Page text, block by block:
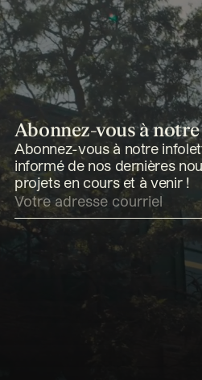
Abonnez-vous à
Abonnez-vous à notre
informé de nos dernières
projets en cours et à venir !